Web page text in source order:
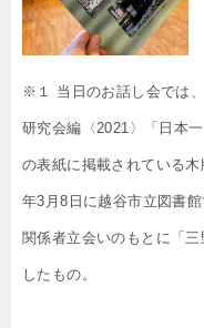
※１ 当日のお話し会では
研究会編〈2021〉「日本
の表紙に掲載されている
年3月8日に越谷市立図書
関係者立会いのもとに「
したもの。